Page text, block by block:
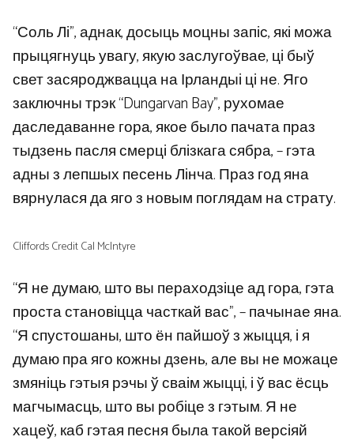
“Соль Лі”, аднак, досыць моцны запіс, які можа
прыцягнуць увагу, якую заслугоўвае, ці быў
свет засяроджвацца на Ірландыі ці не. Яго
заключны трэк “Dungarvan Bay”, рухомае
даследаванне гора, якое было пачата праз
тыдзень пасля смерці блізкага сябра, – гэта
адны з лепшых песень Лінча. Праз год яна
вярнулася да яго з новым поглядам на страту.
Cliffords Credit Cal McIntyre
“Я не думаю, што вы пераходзіце ад гора, гэта
проста становіцца часткай вас”, – пачынае яна.
“Я спустошаны, што ён пайшоў з жыцця, і я
думаю пра яго кожны дзень, але вы не можаце
змяніць гэтыя рэчы ў сваім жыцці, і ў вас ёсць
магчымасць, што вы робіце з гэтым. Я не
хацеў, каб гэтая песня была такой версіяй